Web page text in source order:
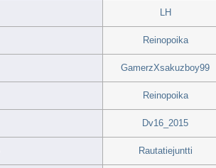
LH
Reinopoika
GamerzXsakuzboy99
Reinopoika
Dv16_2015
Rautatiejuntti